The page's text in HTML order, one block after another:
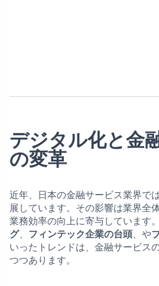
デジタル化と金
の変革
近年、日本の金融サービス業界で
展しています。その影響は業界全
業務効率の向上に寄与しています
グ、 フィンテック企業の台頭、や
いったトレンドは、金融サービス
つつあります。